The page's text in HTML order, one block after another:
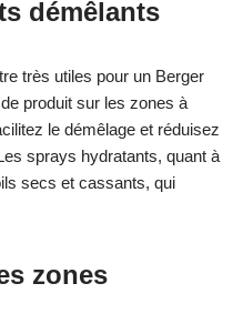
démêlants
très utiles pour un Berger
produit sur les zones à
le démêlage et réduisez
sprays hydratants, quant à
secs et cassants, qui
zones